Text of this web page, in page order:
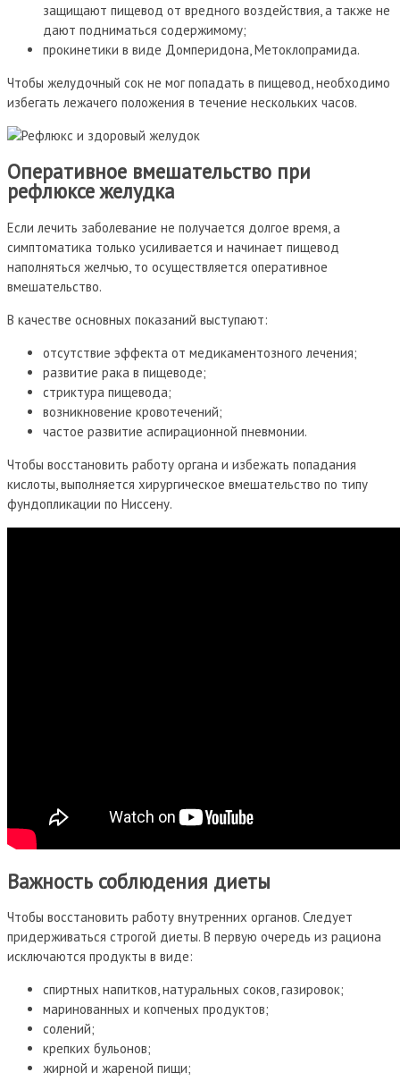
защищают пищевод от вредного воздействия, а также не
дают подниматься содержимому;
прокинетики в виде Домперидона, Метоклопрамида.
Чтобы желудочный сок не мог попадать в пищевод, необходимо
избегать лежачего положения в течение нескольких часов.
Оперативное вмешательство при
рефлюксе желудка
Если лечить заболевание не получается долгое время, а
симптоматика только усиливается и начинает пищевод
наполняться желчью, то осуществляется оперативное
вмешательство.
В качестве основных показаний выступают:
отсутствие эффекта от медикаментозного лечения;
развитие рака в пищеводе;
стриктура пищевода;
возникновение кровотечений;
частое развитие аспирационной пневмонии.
Чтобы восстановить работу органа и избежать попадания
кислоты, выполняется хирургическое вмешательство по типу
фундопликации по Ниссену.
Важность соблюдения диеты
Чтобы восстановить работу внутренних органов. Следует
придерживаться строгой диеты. В первую очередь из рациона
исключаются продукты в виде:
спиртных напитков, натуральных соков, газировок;
маринованных и копченых продуктов;
солений;
крепких бульонов;
жирной и жареной пищи;